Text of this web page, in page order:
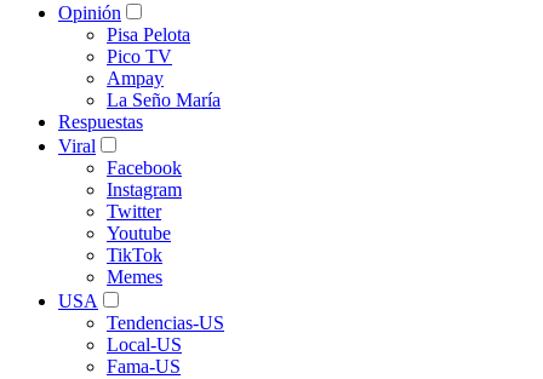
Opinión
Pisa Pelota
Pico TV
Ampay
La Seño María
Respuestas
Viral
Facebook
Instagram
Twitter
Youtube
TikTok
Memes
USA
Tendencias-US
Local-US
Fama-US